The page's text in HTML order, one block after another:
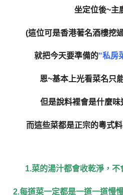
坐定位後~主
(這位可是香港著名酒樓挖
就把今天要準備的“私房
恩~基本上光看菜名只
但是說料裡會是什麼
而這些菜都是正宗的粵式
1.菜的湯汁都會收乾淨，不
2.每道菜一定都是一道一道慢